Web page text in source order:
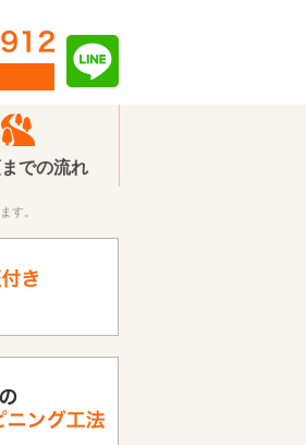
での流れ
す。